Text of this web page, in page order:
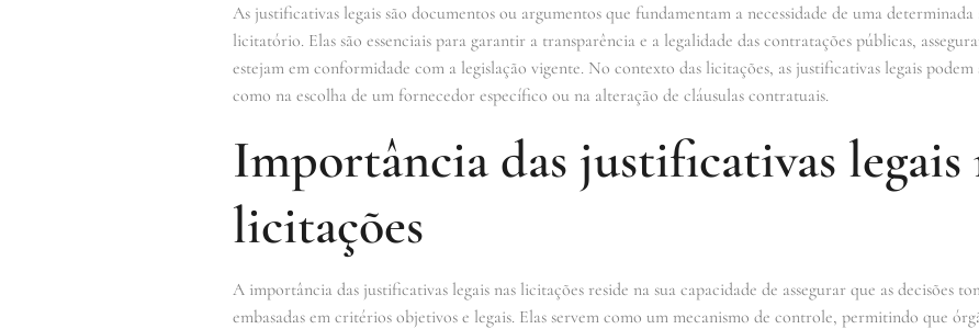
As justificativas legais são documentos ou argumentos que fundamentam a necessidade de uma
licitatório. Elas são essenciais para garantir a transparência e a legalidade das contratações públicas,
estejam em conformidade com a legislação vigente. No contexto das licitações, as justificativas legais podem
como na escolha de um fornecedor específico ou na alteração de cláusulas contratuais.
Importância das justificativas legais
licitações
A importância das justificativas legais nas licitações reside na sua capacidade de assegurar que as decisões
embasadas em critérios objetivos e legais. Elas servem como um mecanismo de controle, permitindo que